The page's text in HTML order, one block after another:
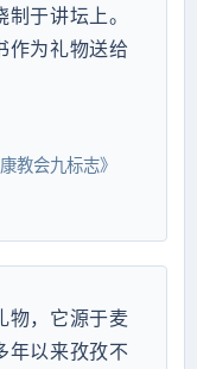
于讲坛上。
作为礼物送给
教会九标志》
物，它源于麦
年以来孜孜不